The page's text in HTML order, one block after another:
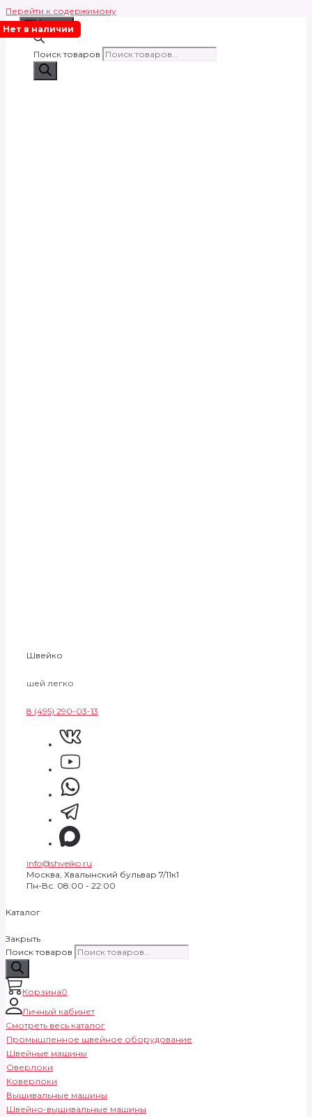
Перейти к содержимому
Меню
Поиск товаров
Швейко
шей легко
8 (495) 290-03-13
info@shveiko.ru
Москва, Хвалынский бульвар 7/11к1
Пн-Вс. 08:00 - 22:00
Каталог
Закрыть
Поиск товаров
Корзина0
Личный кабинет
Смотреть весь каталог
Промышленное швейное оборудование
Швейные машины
Оверлоки
Коверлоки
Вышивальные машины
Швейно-вышивальные машины
Нет в наличии